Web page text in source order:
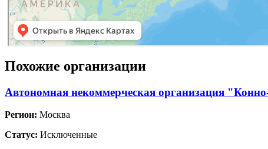
Похожие организации
Автономная некоммерческая организация
Регион: Москва
Статус: Исключенные